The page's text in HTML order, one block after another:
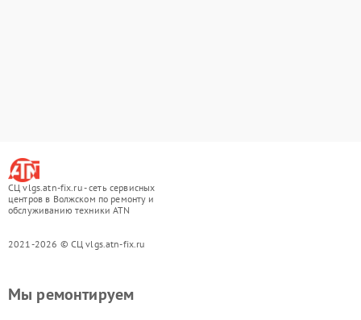
СЦ vlgs.atn-fix.ru - сеть сервисных
центров в Волжском по ремонту и
обслуживанию техники ATN
2021-2026 © СЦ vlgs.atn-fix.ru
Мы ремонтируем